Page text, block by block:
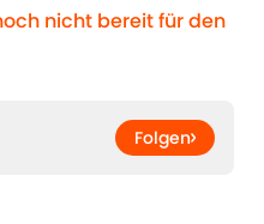
nicht bereit für den
Folgen